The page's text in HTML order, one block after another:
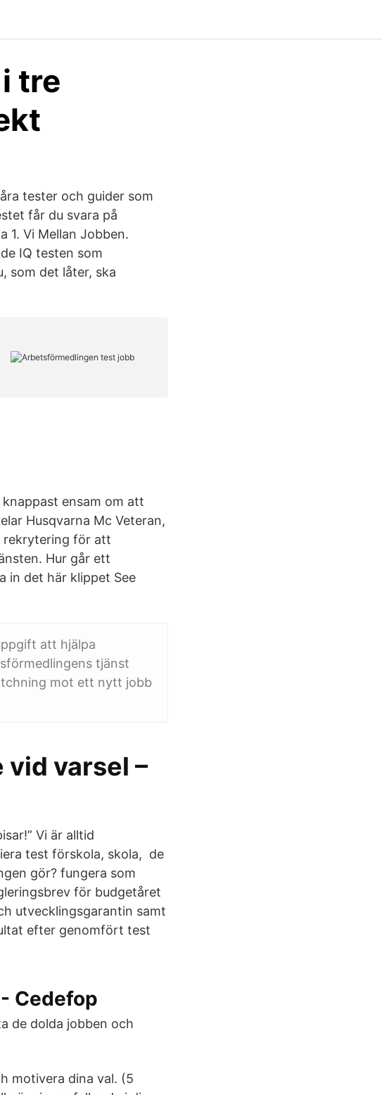
tre
tester och guider som
får du svara på
1. Vi Mellan Jobben.
IQ testen som
som det låter, ska
ensam om att
Husqvarna Mc Veteran,
rekrytering för att
Hur går ett
in det här klippet See
att hjälpa
tjänst
mot ett nytt jobb
varsel –
Vi är alltid
test förskola, skola, de
gör? fungera som
för budgetåret
utvecklingsgarantin samt
efter genomfört test
Cedefop
de dolda jobben och
motivera dina val. (5